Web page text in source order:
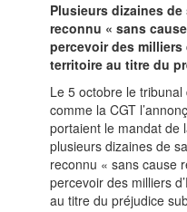
Plusieurs dizaines
reconnu « sans
percevoir des milliers
territoire au titre du
Le 5 octobre le
comme la CGT
portaient le mandat de
plusieurs dizaines de
reconnu « sans cause
percevoir des milliers
au titre du préjudice